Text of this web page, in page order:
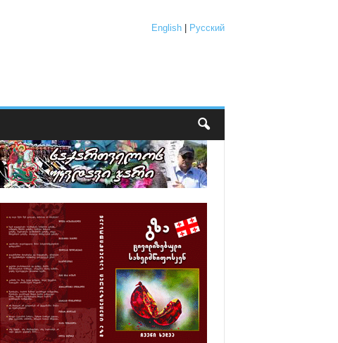
English| Русский